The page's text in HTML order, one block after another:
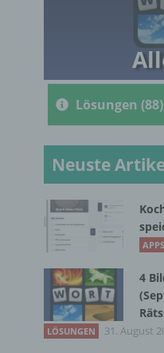
Lösungen (88)
Neuste
APPS
4
LÖSUNGEN 31. August